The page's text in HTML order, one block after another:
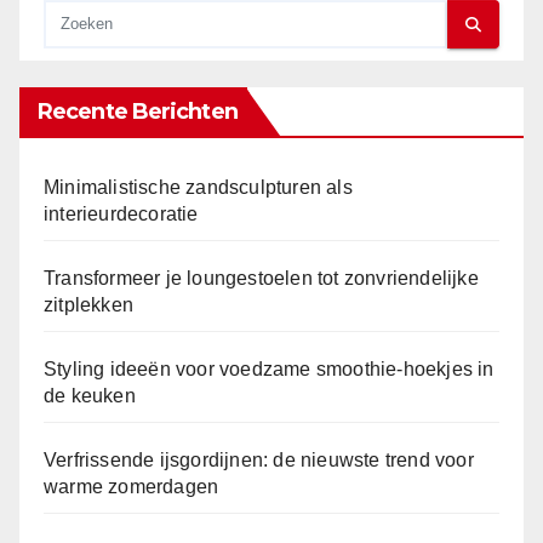
Recente Berichten
Minimalistische zandsculpturen als
interieurdecoratie
Transformeer je loungestoelen tot zonvriendelijke
zitplekken
Styling ideeën voor voedzame smoothie-hoekjes in
de keuken
Verfrissende ijsgordijnen: de nieuwste trend voor
warme zomerdagen